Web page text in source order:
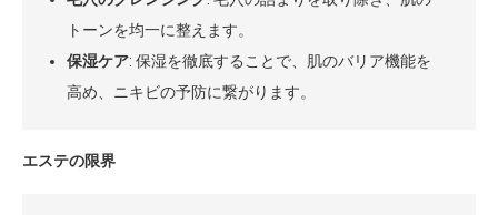
トーンを均一に整えます。
保湿ケア: 保湿を徹底することで、肌のバリア機能を
高め、ニキビの予防に繋がります。
エステの限界